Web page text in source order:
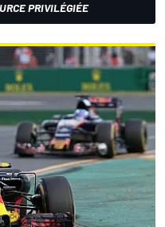
PRIVILÉGIÉE